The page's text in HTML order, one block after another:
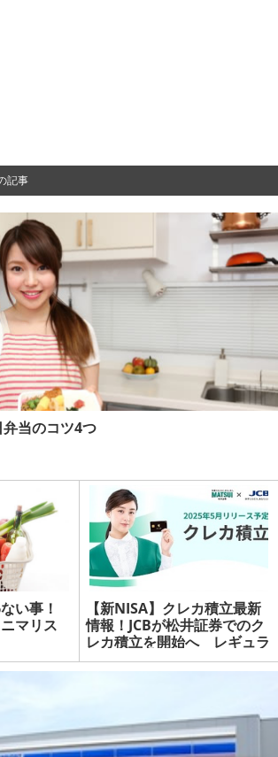
記事
当のコツ4つ
い事！
マリス
【新NISA】クレカ積立最新
情報！JCBが松井証券でのク
レカ積立を開始へ レギュラ
ーカードの還元率低下・ポイ
活プランの優遇も | マネーの